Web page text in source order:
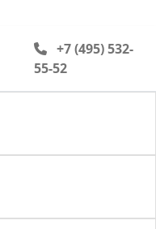
+7 (495) 532-
55-52